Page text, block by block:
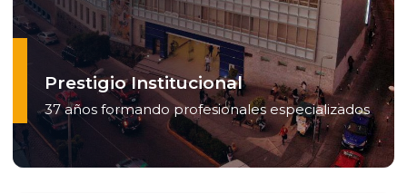
Prestigio Institucional
37 años formando profesionales especializados